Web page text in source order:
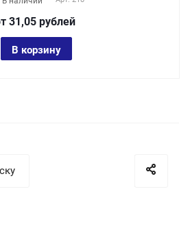
31,05 рублей
В корзину